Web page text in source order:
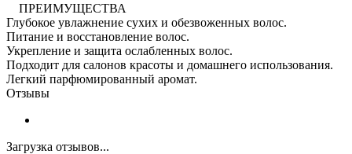
ПРЕИМУЩЕСТВА
Глубокое увлажнение сухих и обезвоженных волос.
Питание и восстановление волос.
Укрепление и защита ослабленных волос.
Подходит для салонов красоты и домашнего использования.
Легкий парфюмированный аромат.
Отзывы
Загрузка отзывов...